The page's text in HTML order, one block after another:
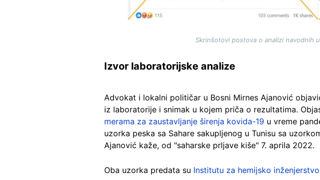
Skrinšotovi postova o analizi navodnih
Izvor laboratorijske analize
Advokat i lokalni političar u Bosni Mirnes Ajanović
iz laboratorije i snimak u kojem priča o rezultatima.
merama za zaustavljanje širenja kovida-19 u vreme
uzorka peska sa Sahare sakupljenog u Tunisu sa
Ajanović kaže, od "saharske prljave kiše" 7. aprila 2022.
Oba uzorka predata su Institutu za hemijsko